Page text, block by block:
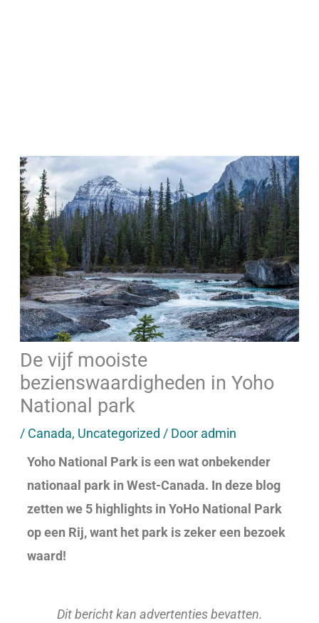
De vijf mooiste
bezienswaardigheden in Yoho
National park
/ Canada, Uncategorized / Door admin
Yoho National Park is een wat onbekender
nationaal park in West-Canada. In deze blog
zetten we 5 highlights in YoHo National Park
op een Rij, want het park is zeker een bezoek
waard!
Dit bericht kan advertenties bevatten.